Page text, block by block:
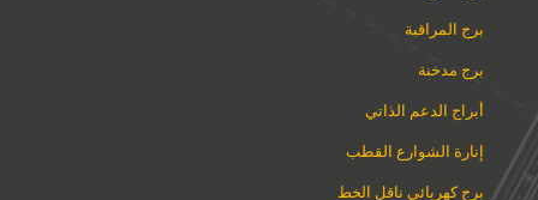
برج المراقبة
برج مدخنة
أبراج الدعم الذاتي
إنارة الشوارع القطب
برج كهربائي ناقل الخط